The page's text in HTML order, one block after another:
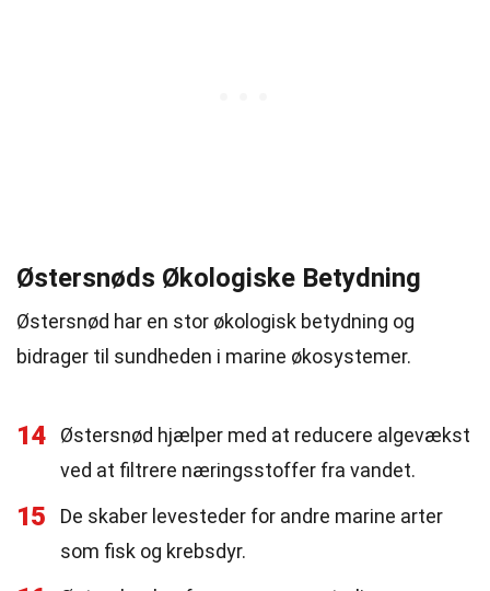
Østersnøds Økologiske Betydning
Østersnød har en stor økologisk betydning og
bidrager til sundheden i marine økosystemer.
14
Østersnød hjælper med at reducere algevækst
ved at filtrere næringsstoffer fra vandet.
15
De skaber levesteder for andre marine arter
som fisk og krebsdyr.